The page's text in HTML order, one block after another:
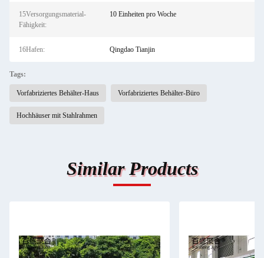
15Versorgungsmaterial-
Fähigkeit:
10 Einheiten pro Woche
16Hafen: Qingdao Tianjin
Tags:
Vorfabriziertes Behälter-Haus Vorfabriziertes Behälter-Büro
Hochhäuser mit Stahlrahmen
Similar Products